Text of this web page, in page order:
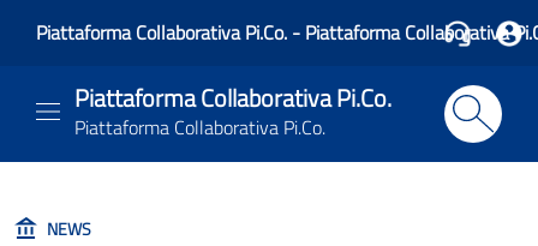
Piattaforma Collaborativa Pi.Co. - Piattaforma Collaborativa
Piattaforma Collaborativa Pi.Co.
Piattaforma Collaborativa Pi.Co.
NEWS